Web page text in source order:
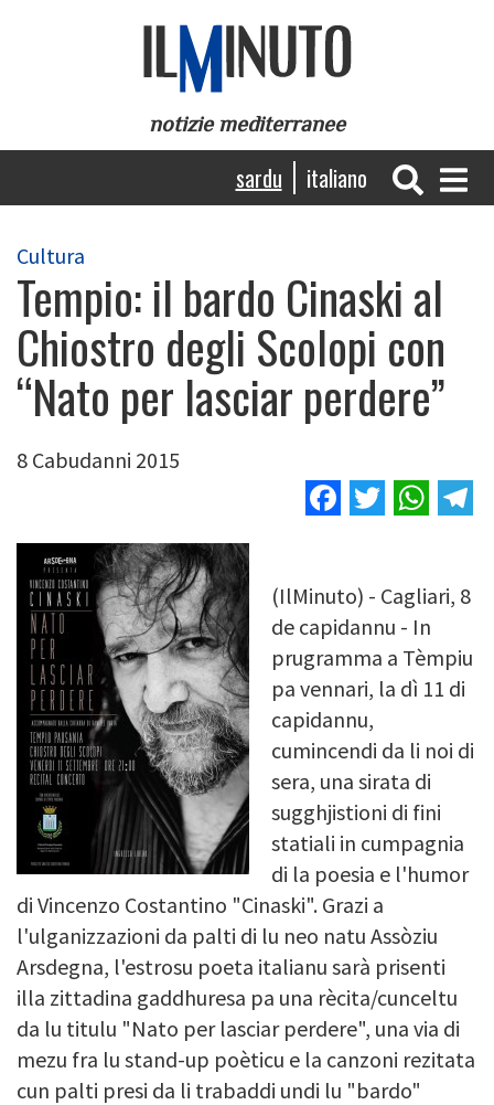
notizie mediterranee
Navigazione
principale
sardu italiano
Cultura
Tempio: il bardo Cinaski al
Chiostro degli Scolopi con
“Nato per lasciar perdere”
8 Cabudanni 2015
Facebook
Twitter
Image
(IlMinuto) - Cagliari, 8
de capidannu - In
prugramma a Tèmpiu
pa vennari, la dì 11 di
capidannu,
cumincendi da li noi di
sera, una sirata di
sugghjistioni di fini
statiali in cumpagnia
di la poesia e l'humor
di Vincenzo Costantino "Cinaski". Grazi a
l'ulganizzazioni da palti di lu neo natu Assòziu
Arsdegna, l'estrosu poeta italianu sarà prisenti
illa zittadina gaddhuresa pa una rècita/cunceltu
da lu titulu "Nato per lasciar perdere", una via di
mezu fra lu stand-up poèticu e la canzoni rezitata
cun palti presi da li trabaddi undi lu "bardo"